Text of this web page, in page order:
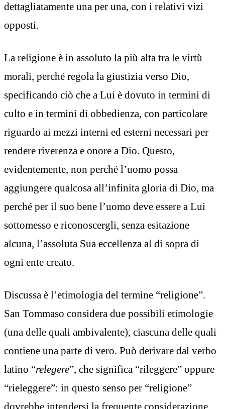
dettagliatamente una per una, con i relativi vizi
opposti.
La religione è in assoluto la più alta tra le virtù
morali, perché regola la giustizia verso Dio,
specificando ciò che a Lui è dovuto in termini di
culto e in termini di obbedienza, con particolare
riguardo ai mezzi interni ed esterni necessari per
rendere riverenza e onore a Dio. Questo,
evidentemente, non perché l’uomo possa
aggiungere qualcosa all’infinita gloria di Dio, ma
perché per il suo bene l’uomo deve essere a Lui
sottomesso e riconoscergli, senza esitazione
alcuna, l’assoluta Sua eccellenza al di sopra di
ogni ente creato.
Discussa è l’etimologia del termine “religione”.
San Tommaso considera due possibili etimologie
(una delle quali ambivalente), ciascuna delle quali
contiene una parte di vero. Può derivare dal verbo
latino “relegere”, che significa “rileggere” oppure
“rieleggere”: in questo senso per “religione”
dovrebbe intendersi la frequente considerazione